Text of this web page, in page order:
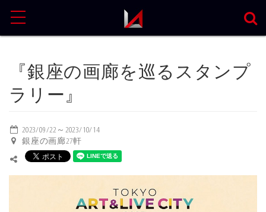
MENU
『銀座の画廊を巡るスタンプ
ラリー』
2023/09/22～2023/10/14
銀座の画廊27軒